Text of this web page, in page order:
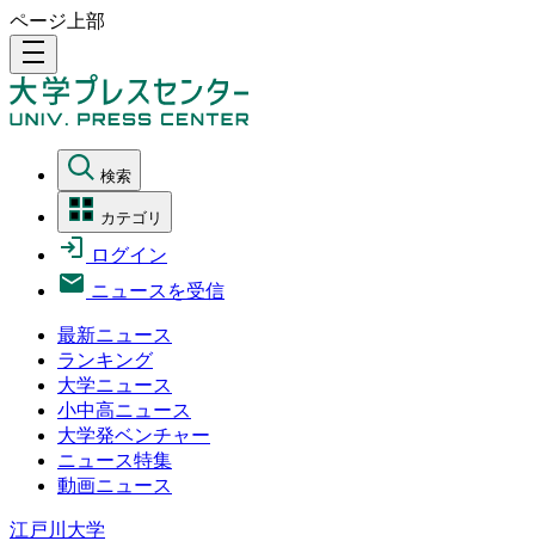
ページ上部
density_medium
検索
カテゴリ
ログイン
ニュースを受信
最新ニュース
ランキング
大学ニュース
小中高ニュース
大学発ベンチャー
ニュース特集
動画ニュース
江戸川大学